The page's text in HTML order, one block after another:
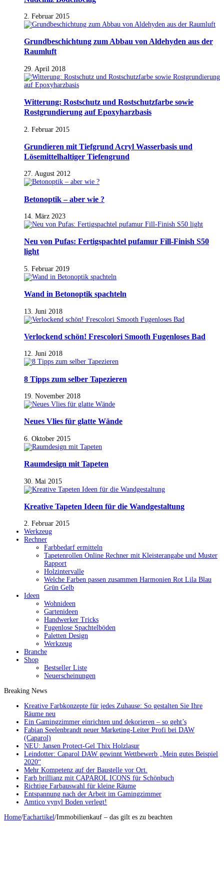
2. Februar 2015
Grundbeschichtung zum Abbau von Aldehyden aus der
Raumluft
29. April 2018
Witterung: Rostschutz und Rostschutzfarbe sowie
Rostgrundierung auf Epoxyharzbasis
2. Februar 2015
Grundieren mit Tiefgrund Acryl Wasserbasis und
Lösemittelhaltiger Tiefengrund
27. August 2012
Betonoptik – aber wie ?
14. März 2023
Neu von Pufas: Fertigspachtel pufamur Fill-Finish S50
light
5. Februar 2019
Wand in Betonoptik spachteln
13. Juni 2018
Verlockend schön! Frescolori Smooth Fugenloses Bad
12. Juni 2018
8 Tipps zum selber Tapezieren
19. November 2018
Neues Vlies für glatte Wände
6. Oktober 2015
Raumdesign mit Tapeten
30. Mai 2015
Kreative Tapeten Ideen für die Wandgestaltung
2. Februar 2015
Werkzeug
Rechner
Farbbedarf ermitteln
Tapetenrollen Online Rechner mit Kleisterangabe und Muster
Rapport
Holzintervalle
Welche Farben passen zusammen Harmonien Rot Lila Blau
Grün Gelb
Ideen
Wohnideen
Gartenideen
Handwerker Tricks
Fugenlose Spachtelböden
Paletten Design
Werkzeug
Branche
Shop
Bestseller Liste
Neuerscheinungen
Breaking News
Kreative Farbkonzepte für jedes Zuhause: So gestalten Sie Ihre
Räume neu
Ein Gamingzimmer einrichten und dekorieren – so geht’s
Fabian Seelenbrandt neuer Marketing-Leiter Profi bei DAW
(Caparol)
NEU: Jansen Protect-Gel Thix Holzlasur
Leindotter: Caparol DAW gewinnt Wettbewerb „Mein gutes Beispiel
2020“
Mehr Kompetenz auf der Baustelle vor Ort.
Farb brillianz mit CAPAROL ICONS für Schönbuch
Richtige Farbauswahl für kleine Räume
Entspannung nach der Arbeit im Gamingzimmer
Amtico vynyl Boden verlegt!
Home/Fachartikel/Immobilienkauf – das gilt es zu beachten